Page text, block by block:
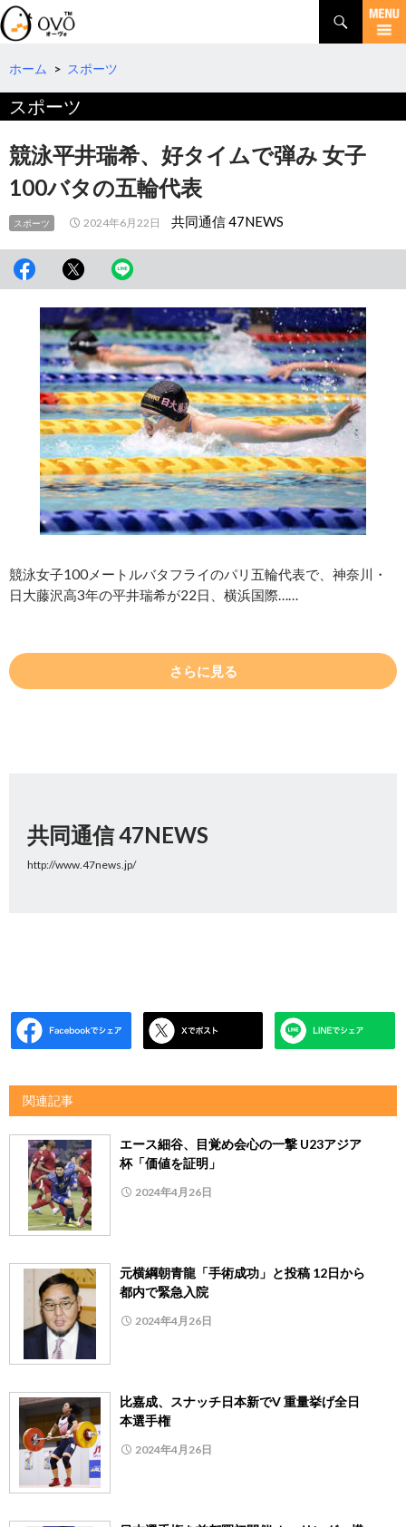
検
索
コ
テ
へ
移
動
ホーム > スポーツ
スポーツ
競泳平井瑞希、好タイムで弾み 女子
100バタの五輪代表
スポーツ 2024年6月22日 共同通信 47NEWS
競泳女子100メートルバタフライのパリ五輪代表で、神奈川・
日大藤沢高3年の平井瑞希が22日、横浜国際……
さらに見る
共同通信 47NEWS
http://www.47news.jp/
関連記事
エース細谷、目覚め会心の一撃 U23アジア
杯「価値を証明」
2024年4月26日
元横綱朝青龍「手術成功」と投稿 12日から
都内で緊急入院
2024年4月26日
比嘉成、スナッチ日本新でV 重量挙げ全日
本選手権
2024年4月26日